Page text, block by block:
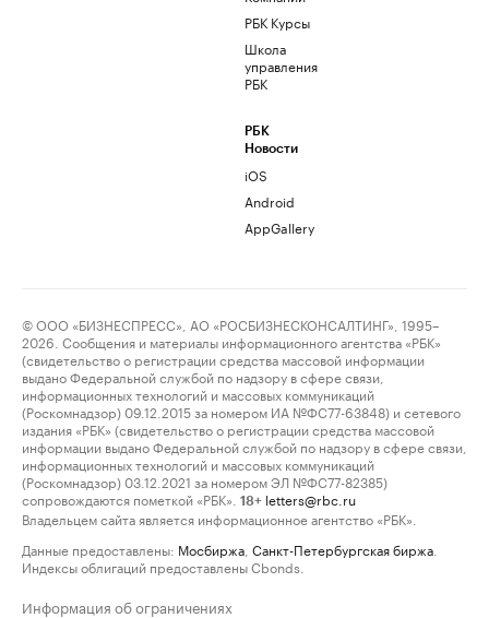
РБК Курсы
Школа
управления
РБК
РБК
Новости
iOS
Android
AppGallery
© ООО «БИЗНЕСПРЕСС», АО «РОСБИЗНЕСКОНСАЛТИНГ», 1995–
2026. Сообщения и материалы информационного агентства «РБК»
(свидетельство о регистрации средства массовой информации
выдано Федеральной службой по надзору в сфере связи,
информационных технологий и массовых коммуникаций
(Роскомнадзор) 09.12.2015 за номером ИА №ФС77-63848) и сетевого
издания «РБК» (свидетельство о регистрации средства массовой
информации выдано Федеральной службой по надзору в сфере связи,
информационных технологий и массовых коммуникаций
(Роскомнадзор) 03.12.2021 за номером ЭЛ №ФС77-82385)
сопровождаются пометкой «РБК».
18+ letters@rbc.ru
Владельцем сайта является информационное агентство «РБК».
Данные предоставлены: Мосбиржа Санкт-Петербургская биржа
Индексы облигаций предоставлены Cbonds.
Информация об ограничениях